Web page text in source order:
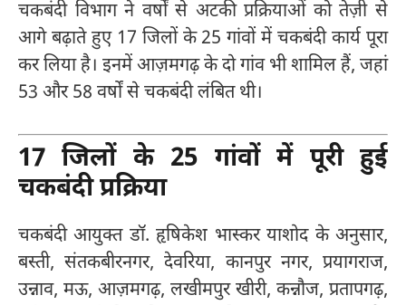
चकबंदी विभाग ने वर्षों से अटकी प्रक्रियाओं को तेज़ी से
आगे बढ़ाते हुए 17 जिलों के 25 गांवों में चकबंदी कार्य पूरा
कर लिया है। इनमें आज़मगढ़ के दो गांव भी शामिल हैं, जहां
53 और 58 वर्षों से चकबंदी लंबित थी।
17 जिलों के 25 गांवों में पूरी हुई
चकबंदी प्रक्रिया
चकबंदी आयुक्त डॉ. हृषिकेश भास्कर याशोद के अनुसार,
बस्ती, संतकबीरनगर, देवरिया, कानपुर नगर, प्रयागराज,
उन्नाव, मऊ, आज़मगढ़, लखीमपुर खीरी, कन्नौज, प्रतापगढ़,